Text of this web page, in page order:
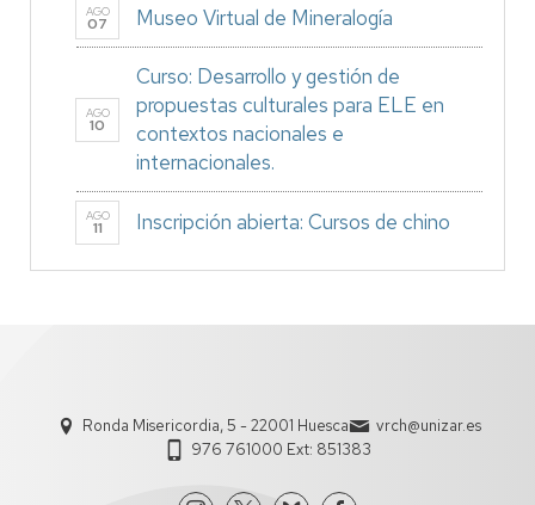
AGO
07 Museo Virtual de Mineralogía
AGO
10
Curso: Desarrollo y gestión de
propuestas culturales para ELE en
contextos nacionales e
internacionales.
AGO
11 Inscripción abierta: Cursos de chino
Ronda Misericordia, 5 - 22001 Huesca
vrch@unizar.es
976 761000 Ext: 851383